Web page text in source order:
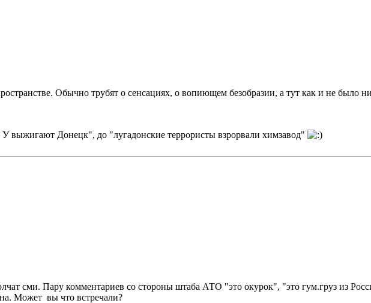
Обычно трубят о сенсациях, о вопиющем безобразии, а тут как и не было
Донецк", до "лугадонские террористы взрорвали химзавод"
сми. Пару комментариев со стороны штаба АТО "это окурок", "это гум.груз из
Может вы что встречали?